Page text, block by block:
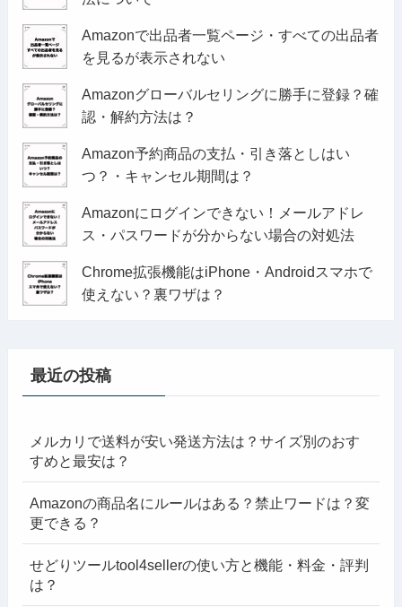
Amazonで出品者一覧ページ・すべての出品者
を見るが表示されない
Amazonグローバルセリングに勝手に登録？確
認・解約方法は？
Amazon予約商品の支払・引き落としはい
つ？・キャンセル期間は？
Amazonにログインできない！メールアドレ
ス・パスワードが分からない場合の対処法
Chrome拡張機能はiPhone・Androidスマホで
使えない？裏ワザは？
最近の投稿
メルカリで送料が安い発送方法は？サイズ別のおす
すめと最安は？
Amazonの商品名にルールはある？禁止ワードは？変
更できる？
せどりツールtool4sellerの使い方と機能・料金・評判
は？